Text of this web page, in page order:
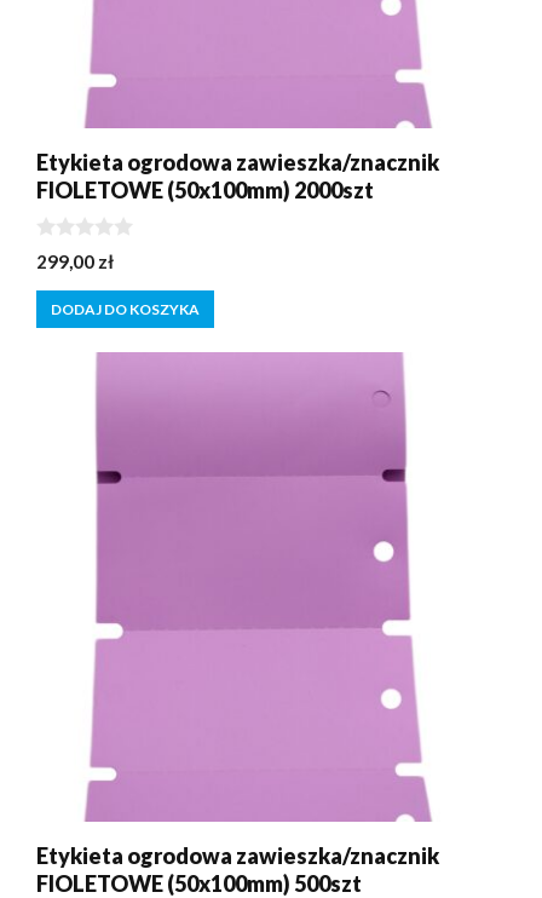
Etykieta ogrodowa zawieszka/znacznik
FIOLETOWE (50x100mm) 2000szt
0
z
5
299,00 zł
DODAJ DO KOSZYKA
Etykieta ogrodowa zawieszka/znacznik
FIOLETOWE (50x100mm) 500szt